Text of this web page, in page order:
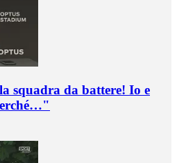
squadra da battere! Io e